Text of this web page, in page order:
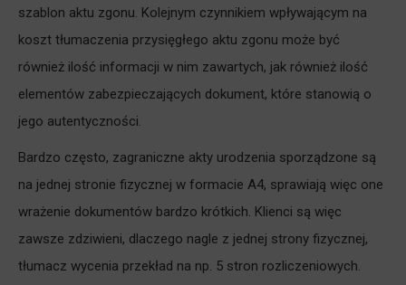
szablon aktu zgonu. Kolejnym czynnikiem wpływającym na
koszt tłumaczenia przysięgłego aktu zgonu może być
również ilość informacji w nim zawartych, jak również ilość
elementów zabezpieczających dokument, które stanowią o
jego autentyczności.
Bardzo często, zagraniczne akty urodzenia sporządzone są
na jednej stronie fizycznej w formacie A4, sprawiają więc one
wrażenie dokumentów bardzo krótkich. Klienci są więc
zawsze zdziwieni, dlaczego nagle z jednej strony fizycznej,
tłumacz wycenia przekład na np. 5 stron rozliczeniowych.